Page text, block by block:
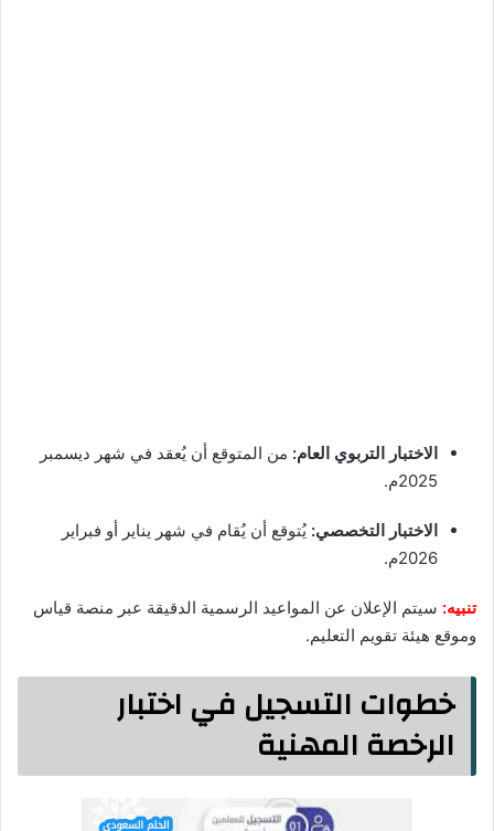
الاختبار التربوي العام: من المتوقع أن يُعقد في شهر ديسمبر
2025م.
الاختبار التخصصي: يُتوقع أن يُقام في شهر يناير أو فبراير
2026م.
تنبيه: سيتم الإعلان عن المواعيد الرسمية الدقيقة عبر منصة قياس
وموقع هيئة تقويم التعليم.
خطوات التسجيل في اختبار
الرخصة المهنية